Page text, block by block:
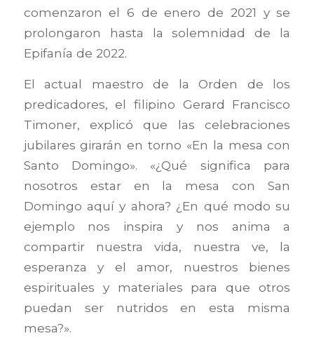
comenzaron el 6 de enero de 2021 y se
prolongaron hasta la solemnidad de la
Epifanía de 2022.
El actual maestro de la Orden de los
predicadores, el filipino Gerard Francisco
Timoner, explicó que las celebraciones
jubilares girarán en torno «En la mesa con
Santo Domingo». «¿Qué significa para
nosotros estar en la mesa con San
Domingo aquí y ahora? ¿En qué modo su
ejemplo nos inspira y nos anima a
compartir nuestra vida, nuestra ve, la
esperanza y el amor, nuestros bienes
espirituales y materiales para que otros
puedan ser nutridos en esta misma
mesa?».